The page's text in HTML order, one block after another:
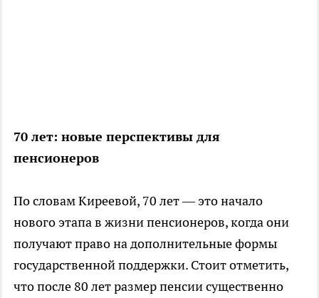
70 лет: новые перспективы для
пенсионеров
По словам Киреевой, 70 лет — это начало
нового этапа в жизни пенсионеров, когда они
получают право на дополнительные формы
государственной поддержки. Стоит отметить,
что после 80 лет размер пенсии существенно